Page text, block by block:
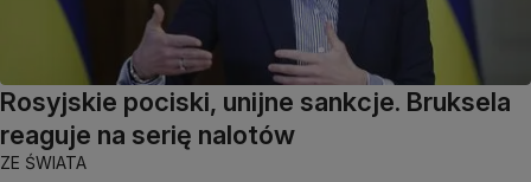
Rosyjskie pociski, unijne sankcje. Bruksela
reaguje na serię nalotów
ZE ŚWIATA